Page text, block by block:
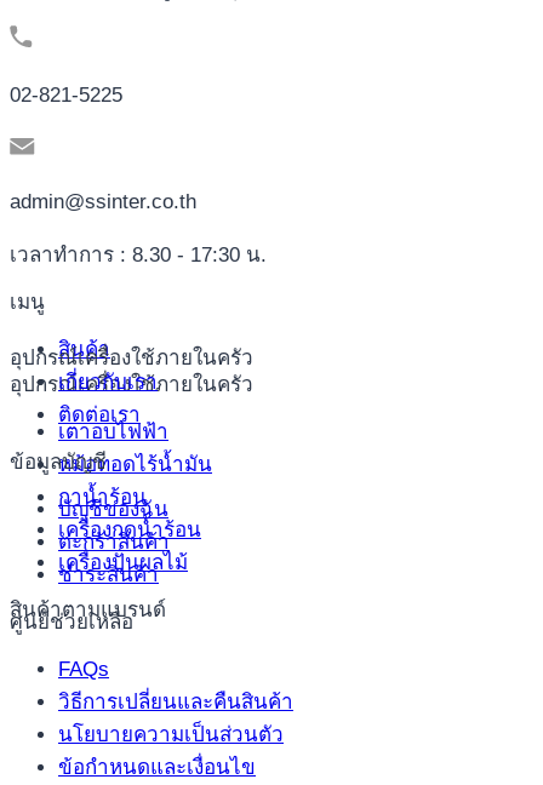
อุปกรณ์เครื่องใช้ภายในครัว
อุปกรณ์เครื่องใช้ภายในครัว
เตาอบไฟฟ้า
หม้อทอดไร้น้ำมัน
กาน้ำร้อน
เครื่องกดน้ำร้อน
เครื่องปั่นผลไม้
สินค้าตามแบรนด์
02-821-5225
admin@ssinter.co.th
เวลาทำการ : 8.30 - 17:30 น.
เมนู
สินค้า
เกี่ยวกับเรา
ติดต่อเรา
ข้อมูลบัญชี
บัญชีของฉัน
ตะกร้าสินค้า
ชำระสินค้า
ศูนย์ช่วยเหลือ
FAQs
วิธีการเปลี่ยนและคืนสินค้า
นโยบายความเป็นส่วนตัว
ข้อกำหนดและเงื่อนไข